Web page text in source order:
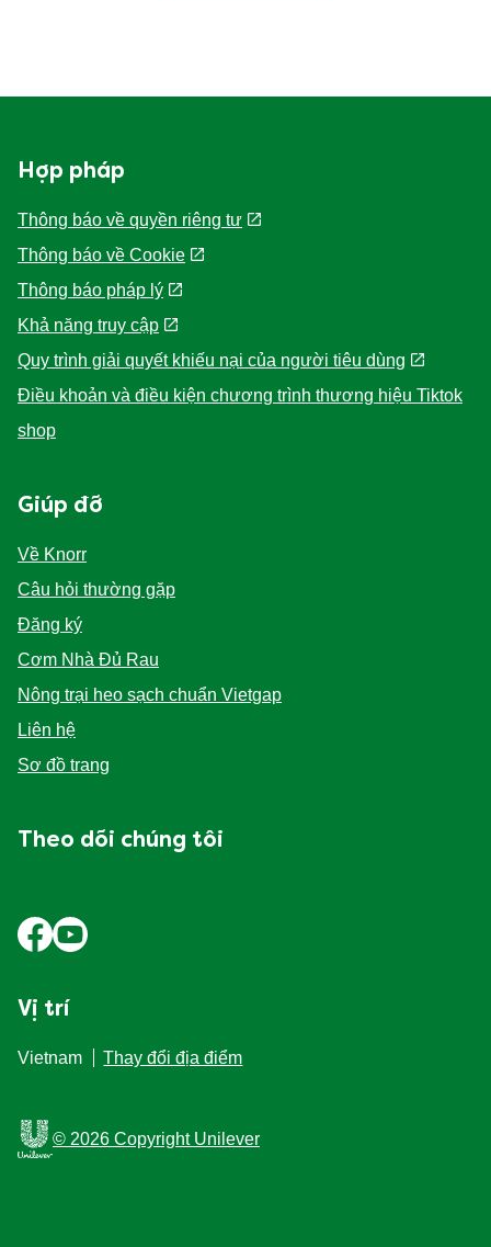
Hợp pháp
Thông báo về quyền riêng tư
Thông báo về Cookie
Thông báo pháp lý
Khả năng truy cập
Quy trình giải quyết khiếu nại của người tiêu dùng
Điều khoản và điều kiện chương trình thương hiệu Tiktok
shop
Giúp đỡ
Về Knorr
Câu hỏi thường gặp
Đăng ký
Cơm Nhà Đủ Rau
Nông trại heo sạch chuẩn Vietgap
Liên hệ
Sơ đồ trang
Theo dõi chúng tôi
Vị trí
Vietnam Thay đổi địa điểm
© 2026 Copyright Unilever